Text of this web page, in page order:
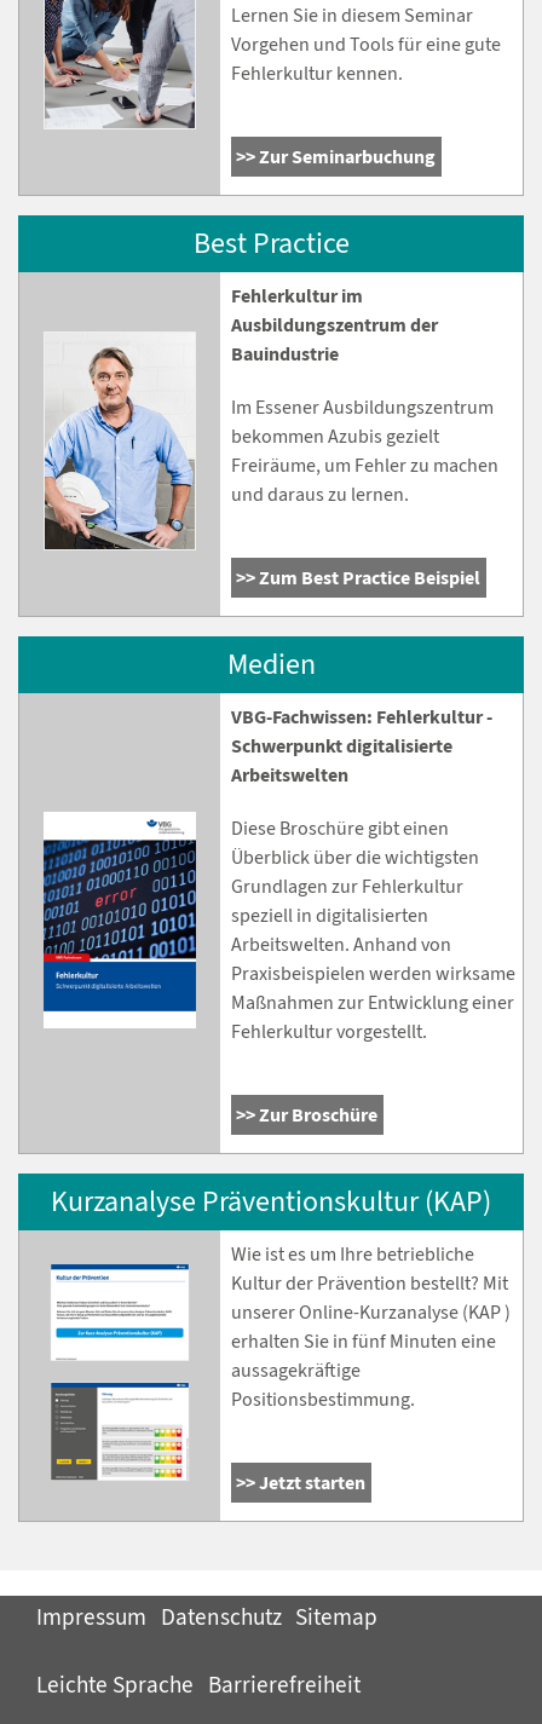
Lernen Sie in diesem Seminar
Vorgehen und Tools für eine gute
Fehlerkultur kennen.
Zur Seminarbuchung
Best Practice
Fehlerkultur im
Ausbildungszentrum der
Bauindustrie
Im Essener Ausbildungszentrum
bekommen Azubis gezielt
Freiräume, um Fehler zu machen
und daraus zu lernen.
Zum Best Practice Beispiel
Medien
VBG-Fachwissen: Fehlerkultur -
Schwerpunkt digitalisierte
Arbeitswelten
Diese Broschüre gibt einen
Überblick über die wichtigsten
Grundlagen zur Fehlerkultur
speziell in digitalisierten
Arbeitswelten. Anhand von
Praxisbeispielen werden wirksame
Maßnahmen zur Entwicklung einer
Fehlerkultur vorgestellt.
Zur Broschüre
Kurzanalyse Präventionskultur (KAP)
Wie ist es um Ihre betriebliche
Kultur der Prävention bestellt? Mit
unserer Online-Kurzanalyse (KAP )
erhalten Sie in fünf Minuten eine
aussagekräftige
Positionsbestimmung.
Jetzt starten
Impressum Datenschutz Sitemap
Leichte Sprache Barrierefreiheit